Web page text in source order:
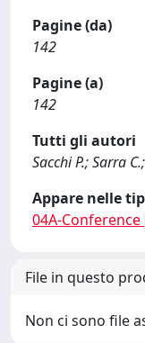
Pagine (da)
142
Pagine (a)
142
Tutti gli autori
Sacchi P.; Sarra
Appare nelle
04A-
File in questo
Non ci sono file